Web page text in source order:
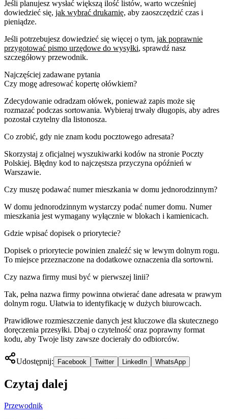
Jeśli planujesz wysłać większą ilość listów, warto wcześniej
dowiedzieć się, jak wybrać drukarnię, aby zaoszczędzić czas i
pieniądze.
Jeśli potrzebujesz dowiedzieć się więcej o tym, jak poprawnie
przygotować pismo urzędowe do wysyłki, sprawdź nasz
szczegółowy przewodnik.
Najczęściej zadawane pytania
Czy mogę adresować kopertę ołówkiem?
Zdecydowanie odradzam ołówek, ponieważ zapis może się
rozmazać podczas sortowania. Wybieraj trwały długopis, aby adres
pozostał czytelny dla listonosza.
Co zrobić, gdy nie znam kodu pocztowego adresata?
Skorzystaj z oficjalnej wyszukiwarki kodów na stronie Poczty
Polskiej. Błędny kod to najczęstsza przyczyna opóźnień w
Warszawie.
Czy muszę podawać numer mieszkania w domu jednorodzinnym?
W domu jednorodzinnym wystarczy podać numer domu. Numer
mieszkania jest wymagany wyłącznie w blokach i kamienicach.
Gdzie wpisać dopisek o priorytecie?
Dopisek o priorytecie powinien znaleźć się w lewym dolnym rogu.
To miejsce przeznaczone na dodatkowe oznaczenia dla sortowni.
Czy nazwa firmy musi być w pierwszej linii?
Tak, pełna nazwa firmy powinna otwierać dane adresata w prawym
dolnym rogu. Ułatwia to identyfikację w dużych biurowcach.
Prawidłowe rozmieszczenie danych jest kluczowe dla skutecznego
doręczenia przesyłki. Dbaj o czytelność oraz poprawny format
kodu, aby Twoje listy zawsze docierały do odbiorców.
Udostępnij: Facebook Twitter LinkedIn WhatsApp
Czytaj dalej
Przewodnik